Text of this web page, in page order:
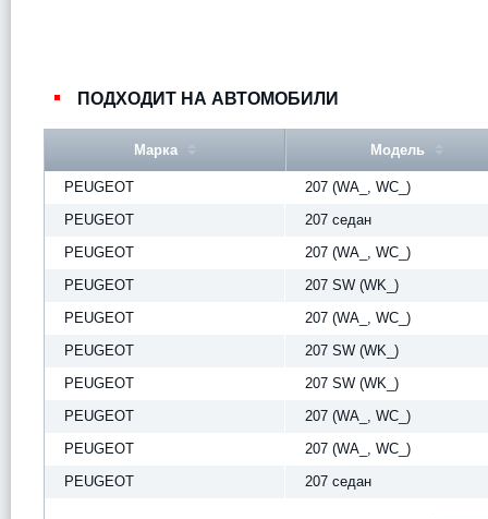
ПОДХОДИТ НА АВТОМОБИЛИ
Марка Модель
PEUGEOT
207 (WA_, WC_)
PEUGEOT
207 седан
PEUGEOT
207 (WA_, WC_)
PEUGEOT
207 SW (WK_)
PEUGEOT
207 (WA_, WC_)
PEUGEOT
207 SW (WK_)
PEUGEOT
207 SW (WK_)
PEUGEOT
207 (WA_, WC_)
PEUGEOT
207 (WA_, WC_)
PEUGEOT
207 седан